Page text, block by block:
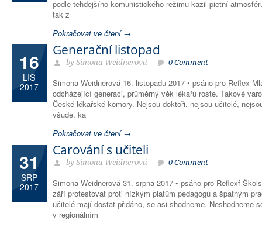
podle tehdejšího komunistického režimu kazil pietní
tak z
Pokračovat ve čtení →
16
LIS
2017
Generační listopad
by Simona Weidnerová 0 Comment
Simona Weidnerová 16. listopadu 2017 • psáno pro Reflex
odcházející generaci, průměrný věk lékařů roste. Takové
České lékařské komory. Nejsou doktoři, nejsou učitelé,
všude, ka
Pokračovat ve čtení →
31
SRP
2017
Čarování s učiteli
by Simona Weidnerová 0 Comment
Simona Weidnerová 31. srpna 2017 • psáno pro Reflexf
září protestovat proti nízkým platům pedagogů a špatným
učitelé mají dostat přidáno, se asi shodneme. Neshodneme
v regionálním